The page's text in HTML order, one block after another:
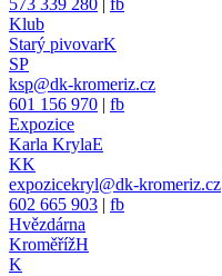
573 339 280 | fb
Klub
Starý pivovarK
SP
ksp@dk-kromeriz.cz
601 156 970 | fb
Expozice
Karla KrylaE
KK
expozicekryl@dk-kromeriz.cz
602 665 903 | fb
Hvězdárna
KroměřížH
K